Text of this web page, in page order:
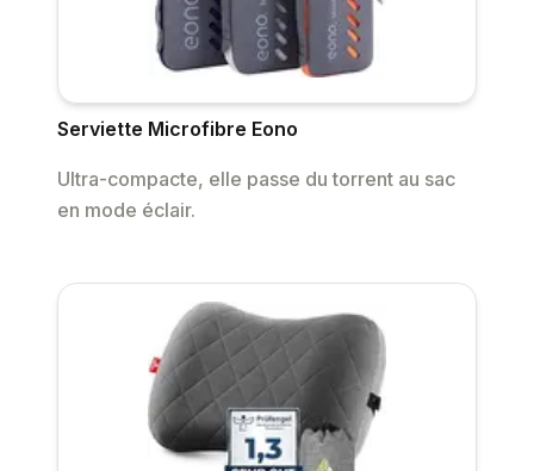
Serviette Microfibre Eono
Ultra-compacte, elle passe du torrent au sac
en mode éclair.